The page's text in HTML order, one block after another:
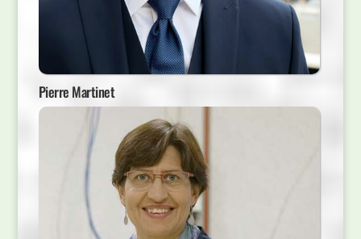
Pierre Martinet